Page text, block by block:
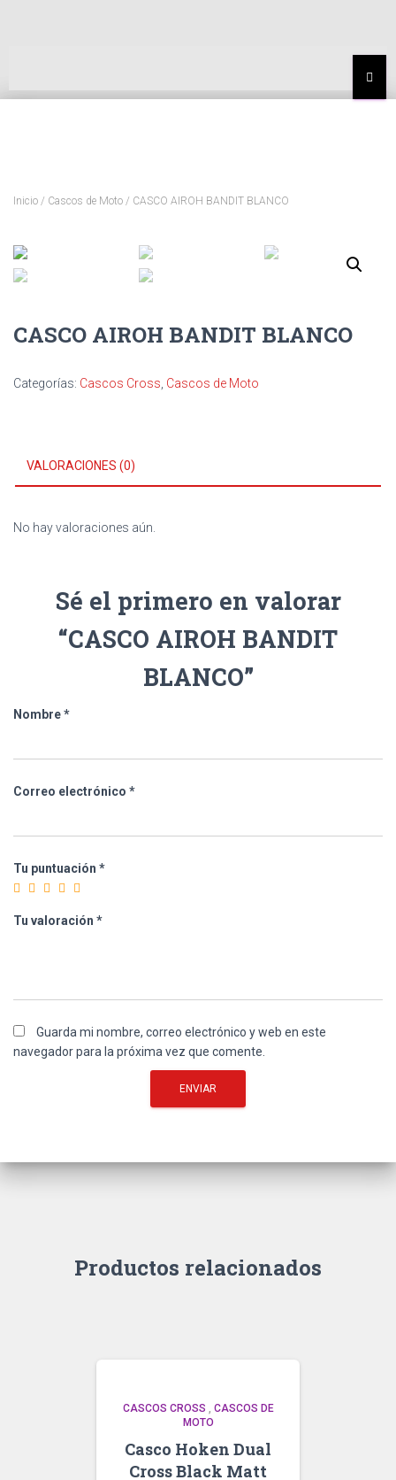
Inicio / Cascos de Moto / CASCO AIROH BANDIT BLANCO
CASCO AIROH BANDIT BLANCO
Categorías: Cascos Cross Cascos de Moto
VALORACIONES (0)
No hay valoraciones aún.
Sé el primero en valorar
“CASCO AIROH BANDIT
BLANCO”
Nombre*
Correo electrónico *
Tu puntuación *
Tu valoración *
Guarda mi nombre, correo electrónico y web en este
navegador para la próxima vez que comente.
Productos relacionados
CASCOS CROSS , CASCOS DE
MOTO
Casco Hoken Dual
Cross Black Matt